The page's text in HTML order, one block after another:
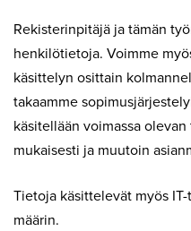
Rekisterinpitäjä ja tämän
henkilötietoja. Voimme
käsittelyn osittain
takaamme
käsitellään voimassa
mukaisesti ja muutoin
Tietoja käsittelevät myös
määrin.